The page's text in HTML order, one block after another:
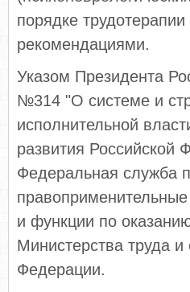
порядке
рекомендациями.
Указом Президента
№314 "О системе и
исполнительной
развития Российской
Федеральная служба
и функции по
Министерства труда и
Федерации.